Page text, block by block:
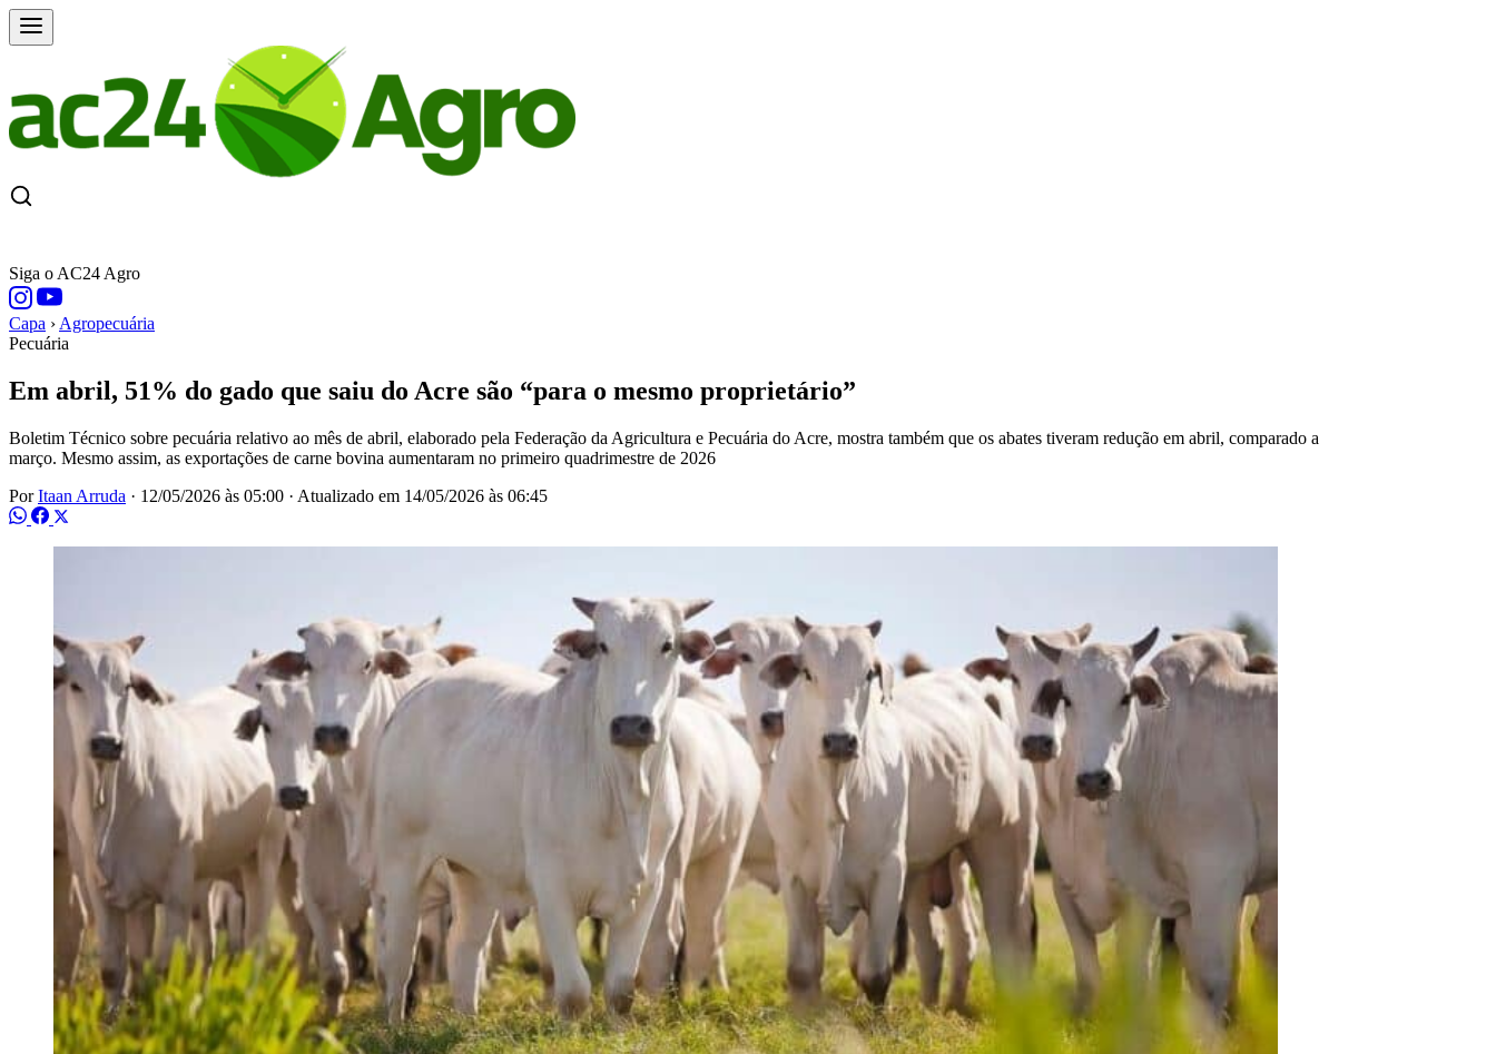
Siga o AC24 Agro
Capa › Agropecuária
Pecuária
Em abril, 51% do gado que saiu do Acre são “para o mesmo proprietário”
Boletim Técnico sobre pecuária relativo ao mês de abril, elaborado pela Federação da Agricultura e Pecuária do Acre, mostra também que os abates tiveram redução em abril, comparado a
março. Mesmo assim, as exportações de carne bovina aumentaram no primeiro quadrimestre de 2026
PorItaan Arruda · 12/05/2026 às 05:00 · Atualizado em 14/05/2026 às 06:45